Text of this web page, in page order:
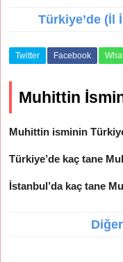
Türkiye’de (İl
Twitter Facebook
Muhittin
Muhittin isminin
Türkiye’de kaç tane
İstanbul’da kaç tane